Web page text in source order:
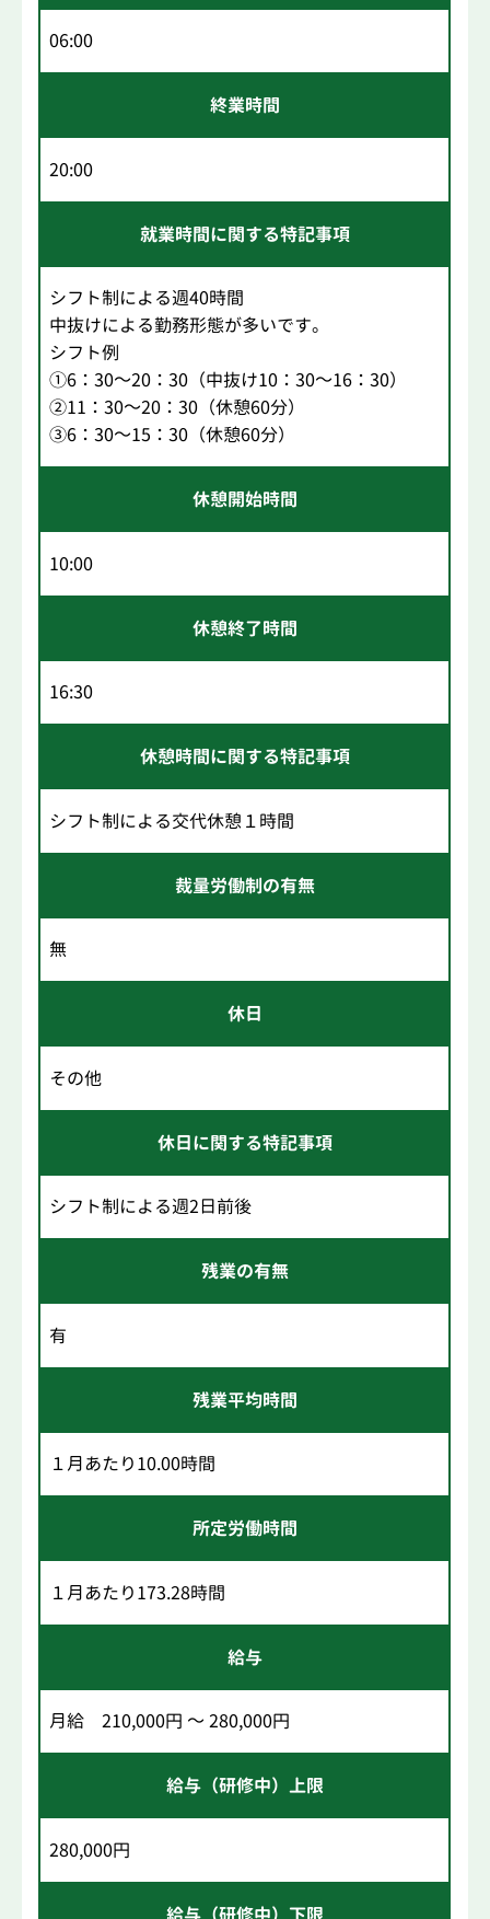
06:00
終業時間
20:00
就業時間に関する特記事項
シフト制による週40時間
中抜けによる勤務形態が多いです。
シフト例
①6：30～20：30（中抜け10：30～16：30）
②11：30～20：30（休憩60分）
③6：30～15：30（休憩60分）
休憩開始時間
10:00
休憩終了時間
16:30
休憩時間に関する特記事項
シフト制による交代休憩１時間
裁量労働制の有無
無
休日
その他
休日に関する特記事項
シフト制による週2日前後
残業の有無
有
残業平均時間
１月あたり10.00時間
所定労働時間
１月あたり173.28時間
給与
月給 210,000円 ～ 280,000円
給与（研修中）上限
280,000円